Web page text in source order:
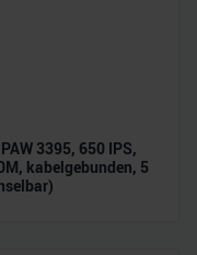
3395, 650 IPS,
kabelgebunden, 5